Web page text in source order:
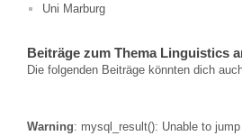
Uni Marburg
Beiträge zum Thema Linguistics
Die folgenden Beiträge könnten dich
Warning: mysql_result(): Unable to